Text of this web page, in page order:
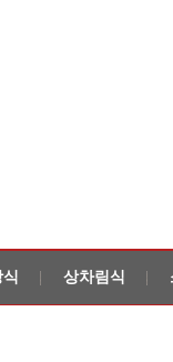
상차림식